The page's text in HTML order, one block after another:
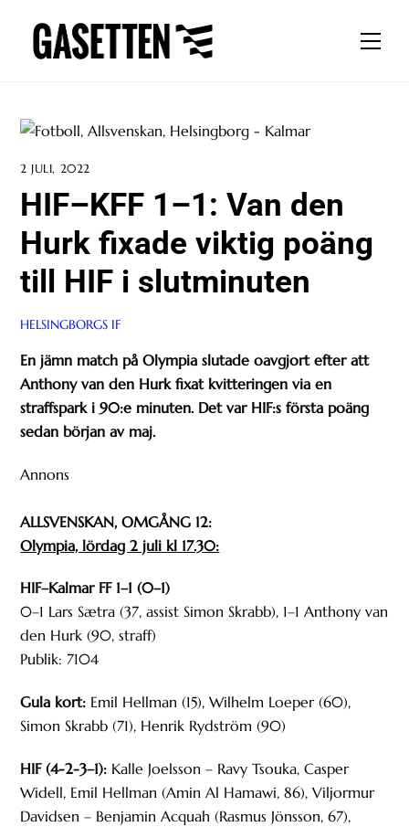
content
2 JULI, 2022
HIF–KFF 1–1: Van den
Hurk fixade viktig poäng
till HIF i slutminuten
HELSINGBORGS IF
En jämn match på Olympia slutade oavgjort efter att
Anthony van den Hurk fixat kvitteringen via en
straffspark i 90:e minuten. Det var HIF:s första poäng
sedan början av maj.
Annons
ALLSVENSKAN, OMGÅNG 12:
Olympia, lördag 2 juli kl 17.30:
HIF–Kalmar FF 1–1 (0–1)
0–1 Lars Sætra (37, assist Simon Skrabb), 1–1 Anthony van
den Hurk (90, straff)
Publik: 7104
Gula kort: Emil Hellman (15), Wilhelm Loeper (60),
Simon Skrabb (71), Henrik Rydström (90)
HIF (4-2-3–1): Kalle Joelsson – Ravy Tsouka, Casper
Widell, Emil Hellman (Amin Al Hamawi, 86), Viljormur
Davidsen – Benjamin Acquah (Rasmus Jönsson, 67),